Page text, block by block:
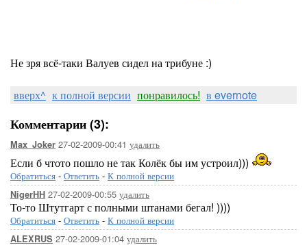
Не зря всё-таки Валуев сидел на трибуне :)
вверх^ к полной версии понравилось! в evernote
Комментарии (3):
Max_Joker 27-02-2009-00:41 удалить
Если б чтото пошло не так Колёк бы им устроил)))
Обратиться - Ответить - К полной версии
NigerHH 27-02-2009-00:55 удалить
То-то Штутгарт с полными штанами бегал! ))))
Обратиться - Ответить - К полной версии
ALEXRUS 27-02-2009-01:04 удалить